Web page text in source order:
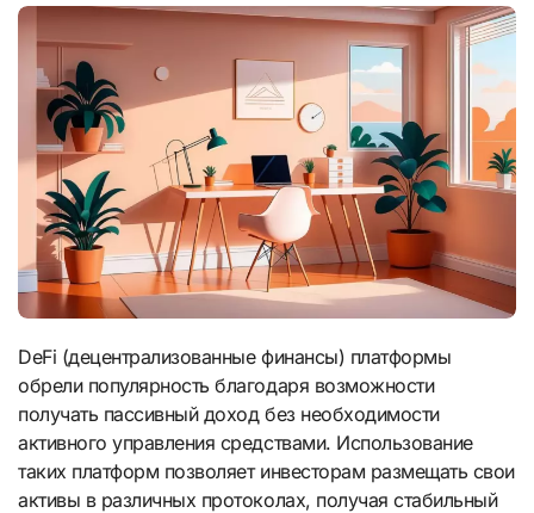
DeFi (децентрализованные финансы) платформы
обрели популярность благодаря возможности
получать пассивный доход без необходимости
активного управления средствами. Использование
таких платформ позволяет инвесторам размещать свои
активы в различных протоколах, получая стабильный